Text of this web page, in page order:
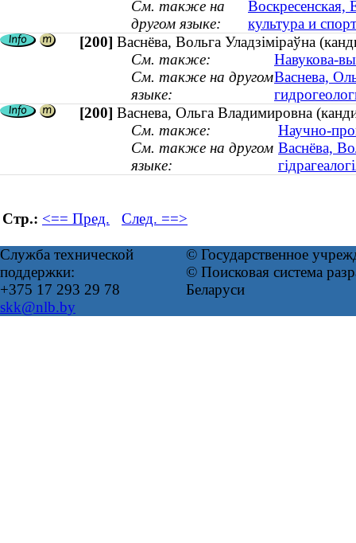
См. также на
другом языке:
Воскресенская,
культура и
[200] Васнёва, Вольга Уладзіміраўна
См. также:
Навукова-
См. также на другом
языке:
Васнева,
[200] Васнева, Ольга Владимировна
См. также:
Научно-
См. также на другом
языке:
Васнёва,
Стр.: <== Пред. След. ==>
Служба технической
поддержки:
+375 17 293 29 78
skk@nlb.by
© Государственное
© Поисковая система
Беларуси